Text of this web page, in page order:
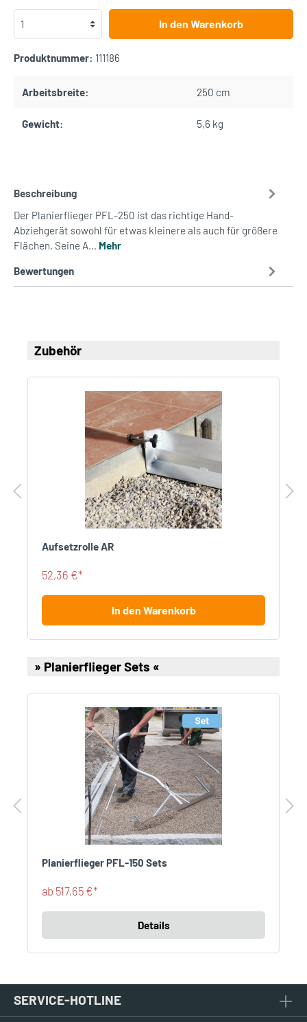
In den Warenkorb
Produktnummer: 111186
Arbeitsbreite: 250 cm
Gewicht: 5,6 kg
Beschreibung
Der Planierflieger PFL-250 ist das richtige Hand-
Abziehgerät sowohl für etwas kleinere als auch für größere
Flächen. Seine A… Mehr
Bewertungen
Zubehör
Aufsetzrolle AR
52,36 €*
In den Warenkorb
» Planierflieger Sets «
Planierflieger PFL-150 Sets
ab 517,65 €*
Details
SERVICE-HOTLINE